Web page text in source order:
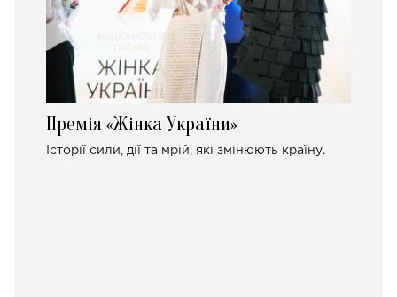
Премія «Жінка України»
Історії сили, дії та мрій, які змінюють країну.